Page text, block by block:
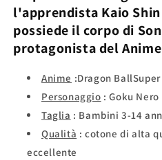
Z™
Z™
l'apprendista Kaio Shin
possiede il corpo di
protagonista del Anime
Anime :Dragon BallSuper
Personaggio : Goku Nero
Taglia : Bambini 3-14
Qualità : cotone di alta
eccellente